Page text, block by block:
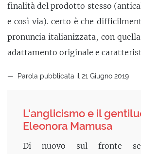
finalità del prodotto stesso
e così via). certo è che
pronuncia italianizzata, con quella
adattamento originale e
Parola pubblicata il 21 Giugno 2019
L'anglicismo e il
Eleonora Mamusa
Di nuovo sul fronte